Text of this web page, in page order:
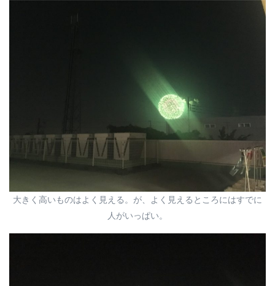
大きく高いものはよく見える。が、よく見えるところにはすでに
人がいっぱい。